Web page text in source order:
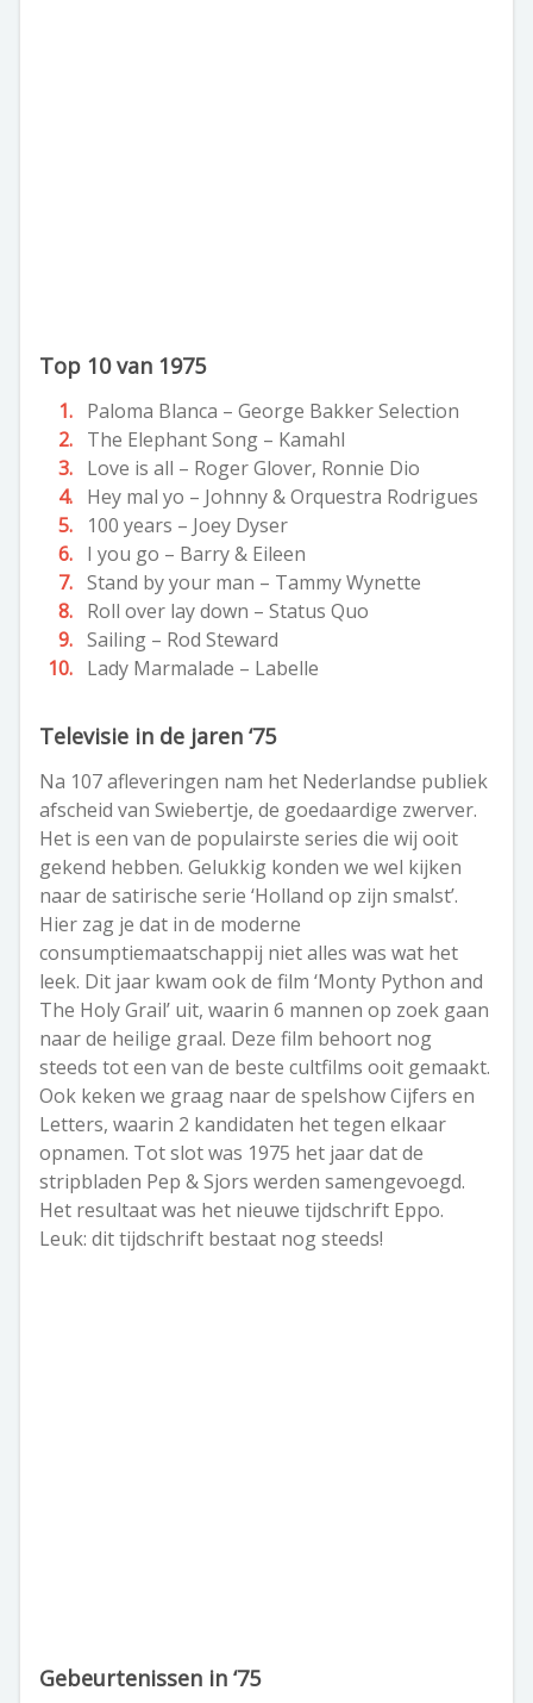
Top 10 van 1975
Paloma Blanca – George Bakker Selection
The Elephant Song – Kamahl
Love is all – Roger Glover, Ronnie Dio
Hey mal yo – Johnny & Orquestra Rodrigues
100 years – Joey Dyser
I you go – Barry & Eileen
Stand by your man – Tammy Wynette
Roll over lay down – Status Quo
Sailing – Rod Steward
Lady Marmalade – Labelle
Televisie in de jaren ‘75
Na 107 afleveringen nam het Nederlandse publiek
afscheid van Swiebertje, de goedaardige zwerver.
Het is een van de populairste series die wij ooit
gekend hebben. Gelukkig konden we wel kijken
naar de satirische serie ‘Holland op zijn smalst’.
Hier zag je dat in de moderne
consumptiemaatschappij niet alles was wat het
leek. Dit jaar kwam ook de film ‘Monty Python and
The Holy Grail’ uit, waarin 6 mannen op zoek gaan
naar de heilige graal. Deze film behoort nog
steeds tot een van de beste cultfilms ooit gemaakt.
Ook keken we graag naar de spelshow Cijfers en
Letters, waarin 2 kandidaten het tegen elkaar
opnamen. Tot slot was 1975 het jaar dat de
stripbladen Pep & Sjors werden samengevoegd.
Het resultaat was het nieuwe tijdschrift Eppo.
Leuk: dit tijdschrift bestaat nog steeds!
Gebeurtenissen in ‘75